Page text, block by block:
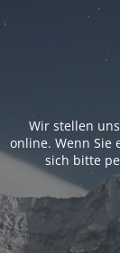
Wir stellen
online. Wenn Sie
sich bitte